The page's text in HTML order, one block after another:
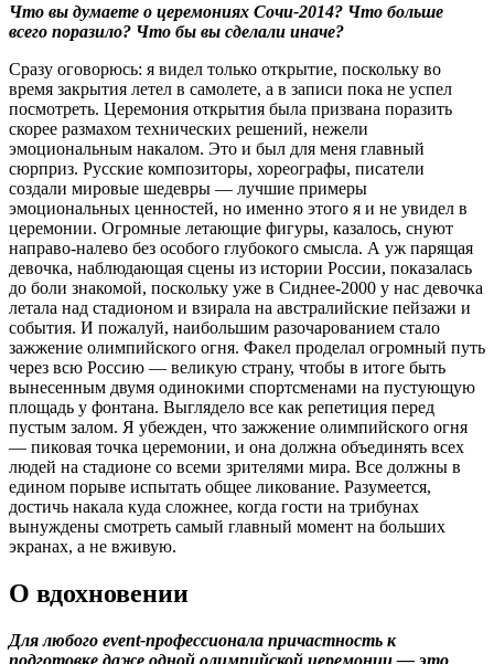
Что вы думаете о церемониях Сочи-2014? Что больше
всего поразило? Что бы вы сделали иначе?
Сразу оговорюсь: я видел только открытие, поскольку во
время закрытия летел в самолете, а в записи пока не успел
посмотреть. Церемония открытия была призвана поразить
скорее размахом технических решений, нежели
эмоциональным накалом. Это и был для меня главный
сюрприз. Русские композиторы, хореографы, писатели
создали мировые шедевры — лучшие примеры
эмоциональных ценностей, но именно этого я и не увидел в
церемонии. Огромные летающие фигуры, казалось, снуют
направо-налево без особого глубокого смысла. А уж парящая
девочка, наблюдающая сцены из истории России, показалась
до боли знакомой, поскольку уже в Сиднее-2000 у нас девочка
летала над стадионом и взирала на австралийские пейзажи и
события. И пожалуй, наибольшим разочарованием стало
зажжение олимпийского огня. Факел проделал огромный путь
через всю Россию — великую страну, чтобы в итоге быть
вынесенным двумя одинокими спортсменами на пустующую
площадь у фонтана. Выглядело все как репетиция перед
пустым залом. Я убежден, что зажжение олимпийского огня
— пиковая точка церемонии, и она должна объединять всех
людей на стадионе со всеми зрителями мира. Все должны в
едином порыве испытать общее ликование. Разумеется,
достичь накала куда сложнее, когда гости на трибунах
вынуждены смотреть самый главный момент на больших
экранах, а не вживую.
О вдохновении
Для любого event-профессионала причастность к
подготовке даже одной олимпийской церемонии — это